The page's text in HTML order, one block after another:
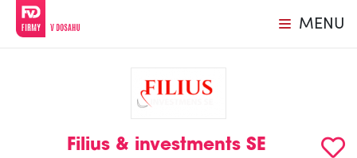
MENU
Filius & investments SE